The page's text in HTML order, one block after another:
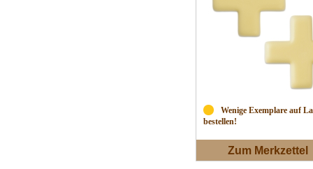
Wenige Exemplare auf
bestellen!
Zum Merkzettel